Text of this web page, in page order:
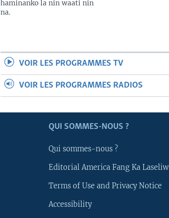
haminanko la nin waati nin
na.
VOIR LES PROGRAMMES TV
VOIR LES PROGRAMMES RADIOS
QUI SOMMES-NOUS ?
Qui sommes-nous ?
Editorial America Fang Ka Laseliw
Terms of Use and Privacy Notice
Accessibility